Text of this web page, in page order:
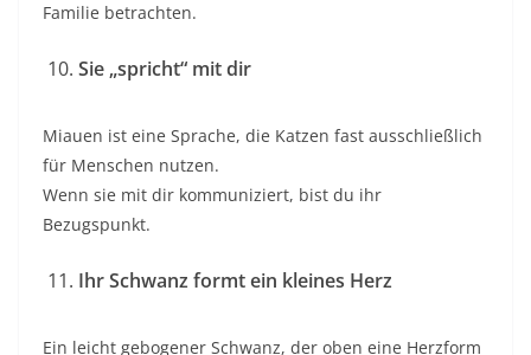
Familie betrachten.
Sie „spricht“ mit dir
Miauen ist eine Sprache, die Katzen fast ausschließlich
für Menschen nutzen.
Wenn sie mit dir kommuniziert, bist du ihr
Bezugspunkt.
Ihr Schwanz formt ein kleines Herz
Ein leicht gebogener Schwanz, der oben eine Herzform